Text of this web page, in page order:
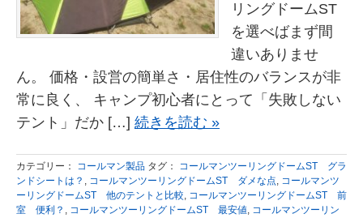
リングドームST
を選べばまず間
違いありませ
ん。 価格・設営の簡単さ・居住性のバランスが非
常に良く、 キャンプ初心者にとって「失敗しない
テント」だか […] 続きを読む »
カテゴリー： コールマン製品 タグ： コールマンツーリングドームST グラ
ンドシートは？ , コールマンツーリングドームST ダメな点, コールマンツ
ーリングドームST 他のテントと比較, コールマンツーリングドームST 前
室 便利？ , コールマンツーリングドームST 最安値, コールマンツーリン